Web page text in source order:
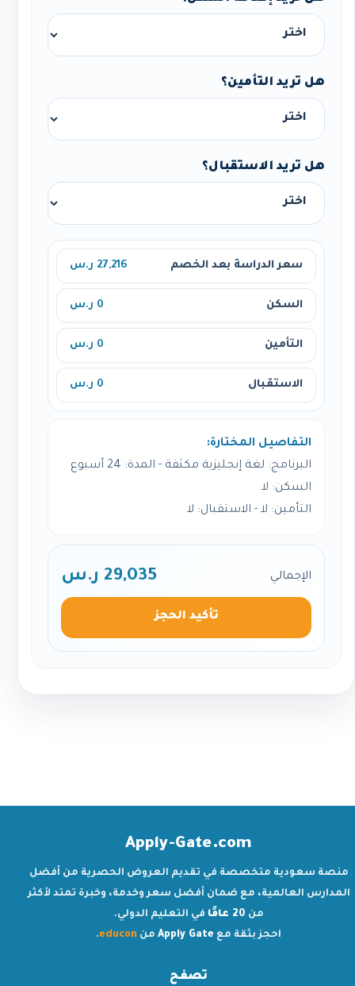
هل تريد التأمين؟
هل تريد الاستقبال؟
سعر الدراسة بعد الخصم 27,216 ر.س
السكن 0 ر.س
التأمين 0 ر.س
الاستقبال 0 ر.س
التفاصيل المختارة:
البرنامج: لغة إنجليزية مكثفة - المدة: 24 أسبوع
السكن: لا
التأمين: لا - الاستقبال: لا
الإجمالي 29,035 ر.س
تأكيد الحجز
Apply-Gate.com
منصة سعودية متخصصة في تقديم العروض الحصرية من أفضل
المدارس العالمية، مع ضمان أفضل سعر وخدمة، وخبرة تمتد لأكثر
من 20 عامًا
في التعليم الدولي.
احجز بثقة مع Apply Gate من educon
.
تصفح